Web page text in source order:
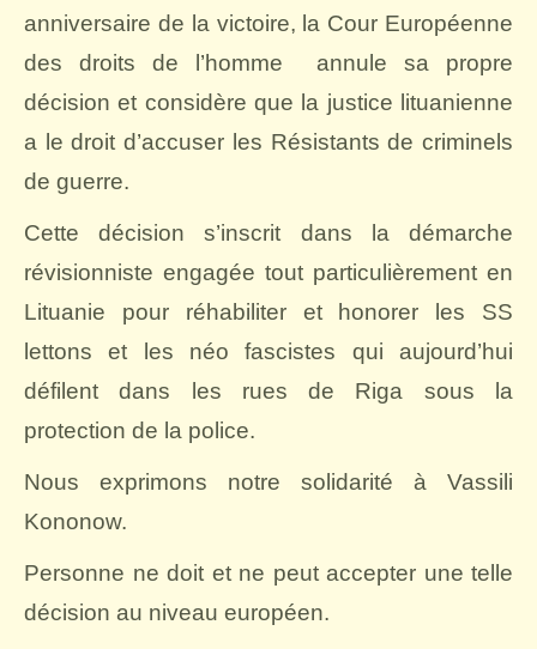
anniversaire de la victoire, la Cour Européenne
des droits de l’homme
annule sa propre
décision et considère que la justice lituanienne
a le droit d’accuser les Résistants de criminels
de guerre.
Cette décision s’inscrit dans la démarche
révisionniste engagée tout particulièrement en
Lituanie pour réhabiliter et honorer les SS
lettons et les néo fascistes qui aujourd’hui
défilent dans les rues de Riga sous la
protection de la police.
Nous exprimons notre solidarité à Vassili
Kononow.
Personne ne doit et ne peut accepter une telle
décision au niveau européen.